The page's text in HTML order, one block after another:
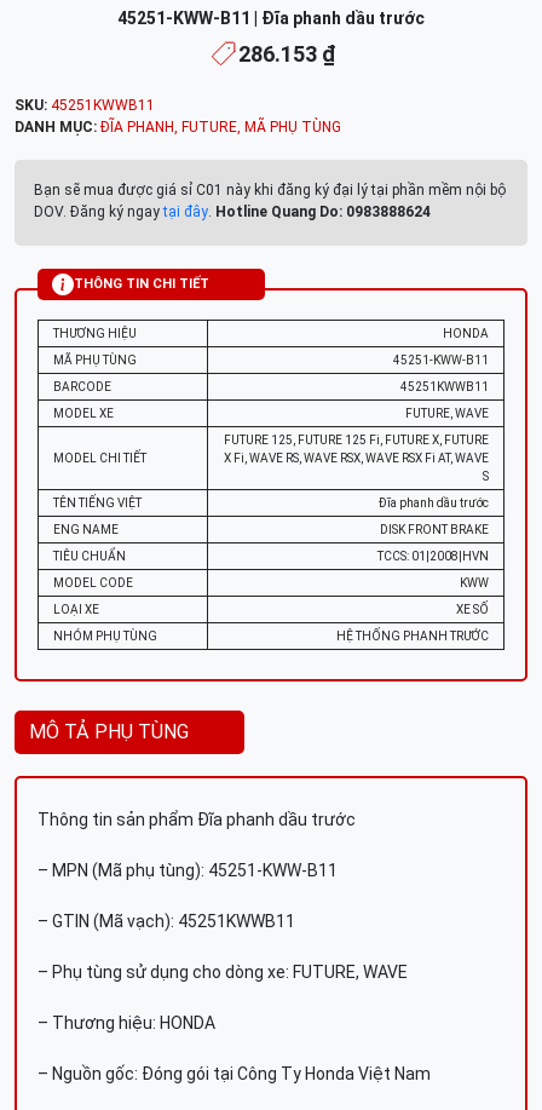
45251-KWW-B11 | Đĩa phanh dầu trước
286.153 ₫
SKU: 45251KWWB11
DANH MỤC: ĐĨA PHANH, FUTURE, MÃ PHỤ TÙNG
Bạn sẽ mua được giá sỉ C01 này khi đăng ký đại lý tại phần mềm nội bộ
DOV. Đăng ký ngaytại đây. Hotline Quang Do: 0983888624
THÔNG TIN CHI TIẾT
THƯƠNG HIỆU
HONDA
MÃ PHỤ TÙNG
45251-KWW-B11
BARCODE
45251KWWB11
MODEL XE
FUTURE, WAVE
MODEL CHI TIẾT
FUTURE 125, FUTURE 125 Fi, FUTURE X, FUTURE
X Fi, WAVE RS, WAVE RSX, WAVE RSX Fi AT, WAVE
S
TÊN TIẾNG VIỆT
Đĩa phanh dầu trước
ENG NAME
DISK FRONT BRAKE
TIÊU CHUẨN
TCCS: 01|2008|HVN
MODEL CODE
KWW
LOẠI XE
XE SỐ
NHÓM PHỤ TÙNG
HỆ THỐNG PHANH TRƯỚC
MÔ TẢ PHỤ TÙNG
Thông tin sản phẩm Đĩa phanh dầu trước
– MPN (Mã phụ tùng): 45251-KWW-B11
– GTIN (Mã vạch): 45251KWWB11
– Phụ tùng sử dụng cho dòng xe: FUTURE, WAVE
– Thương hiệu: HONDA
– Nguồn gốc: Đóng gói tại Công Ty Honda Việt Nam